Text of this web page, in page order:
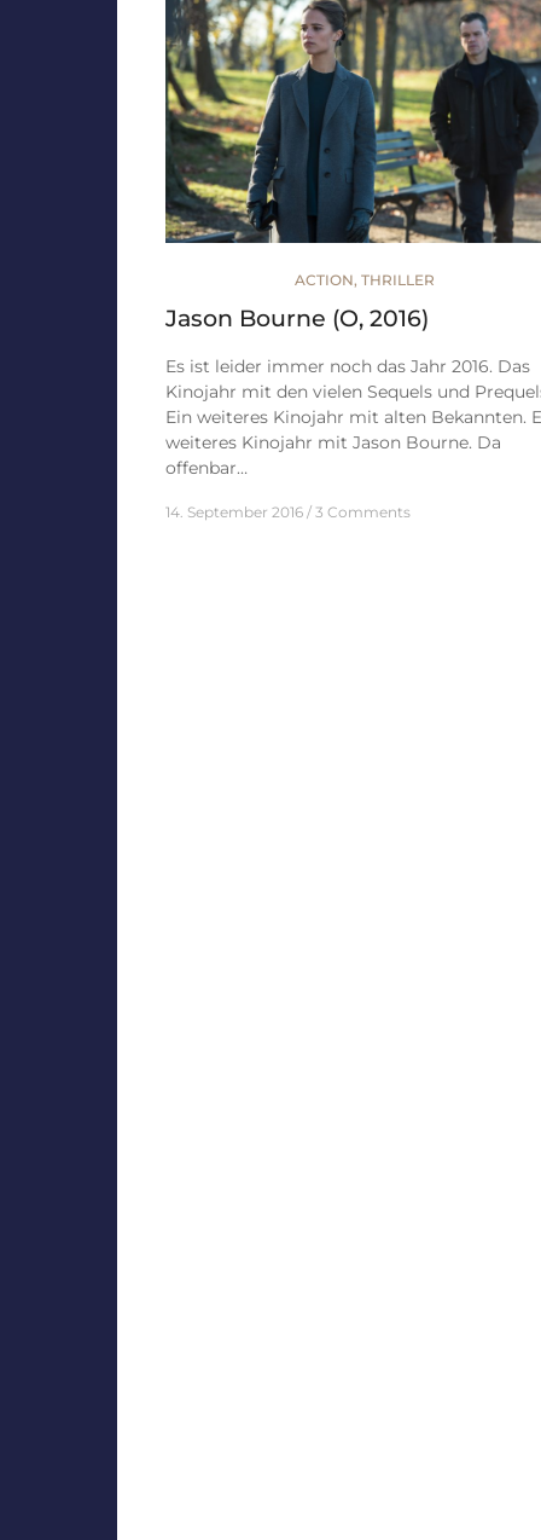
ACTION, THRILLER
Jason Bourne (O, 2016)
Es ist leider immer noch das Jahr 2016. Das
Kinojahr mit den vielen Sequels und
Ein weiteres Kinojahr mit alten Bekannten.
weiteres Kinojahr mit Jason Bourne. Da
offenbar…
14. September 2016 3 Comments